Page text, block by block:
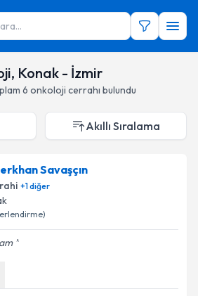
Konak - İzmir
6 onkoloji cerrahı bulundu
Akıllı Sıralama
Savaşçın
+1diğer